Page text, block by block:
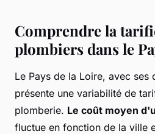
Comprendre la
plombiers dans le
Le Pays de la Loire, avec ses
présente une variabilité de
plomberie. Le coût moyen
fluctue en fonction de la ville